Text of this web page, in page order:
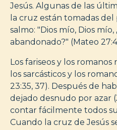
Jesús. Algunas de las
la cruz están tomadas
salmo: "Dios mío, Dios
abandonado?" (Mateo
Los fariseos y los
los sarcásticos y los
23:35, 37). Después de
dejado desnudo por azar
contar fácilmente todos
Cuando la cruz de Jesús